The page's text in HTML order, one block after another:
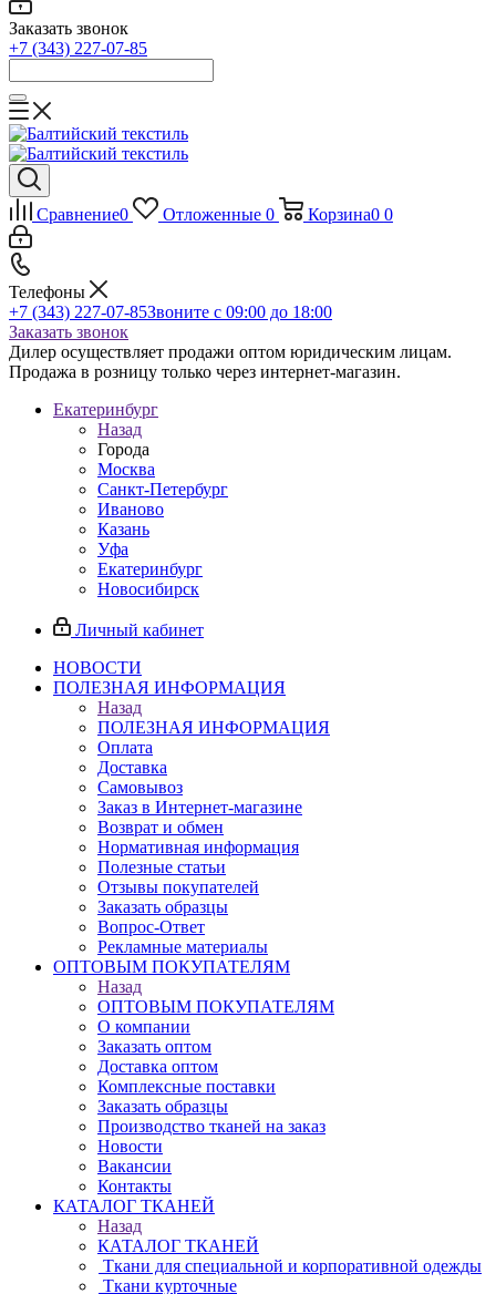
Заказать звонок
+7 (343) 227-07-85
Сравнение0 Отложенные 0 Корзина0 0
Телефоны
+7 (343) 227-07-85Звоните с 09:00 до 18:00
Заказать звонок
Дилер осуществляет продажи оптом юридическим лицам.
Продажа в розницу только через интернет-магазин.
Екатеринбург
Назад
Города
Москва
Санкт-Петербург
Иваново
Казань
Уфа
Екатеринбург
Новосибирск
Личный кабинет
НОВОСТИ
ПОЛЕЗНАЯ ИНФОРМАЦИЯ
Назад
ПОЛЕЗНАЯ ИНФОРМАЦИЯ
Оплата
Доставка
Самовывоз
Заказ в Интернет-магазине
Возврат и обмен
Нормативная информация
Полезные статьи
Отзывы покупателей
Заказать образцы
Вопрос-Ответ
Рекламные материалы
ОПТОВЫМ ПОКУПАТЕЛЯМ
Назад
ОПТОВЫМ ПОКУПАТЕЛЯМ
О компании
Заказать оптом
Доставка оптом
Комплексные поставки
Заказать образцы
Производство тканей на заказ
Новости
Вакансии
Контакты
КАТАЛОГ ТКАНЕЙ
Назад
КАТАЛОГ ТКАНЕЙ
Ткани для специальной и корпоративной одежды
Ткани курточные